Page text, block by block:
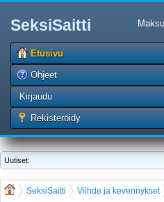
SeksiSaitti
Etusivu
Ohjeet
Kirjaudu
Rekisteröidy
Uutiset:
SeksiSaitti Viihde ja kevennykset